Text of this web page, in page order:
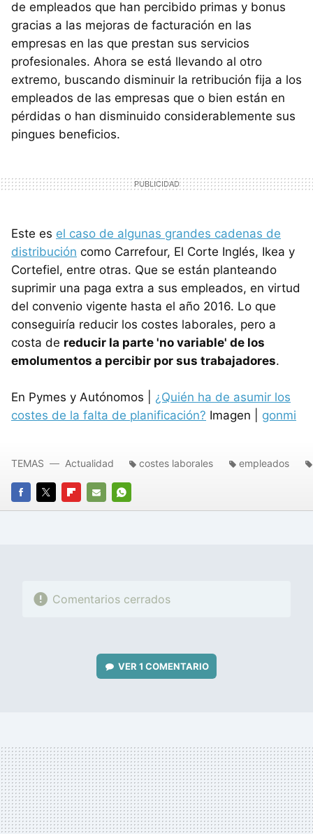
de empleados que han percibido primas y bonus
gracias a las mejoras de facturación en las
empresas en las que prestan sus servicios
profesionales. Ahora se está llevando al otro
extremo, buscando disminuir la retribución fija a los
empleados de las empresas que o bien están en
pérdidas o han disminuido considerablemente sus
pingues beneficios.
Este es el caso de algunas grandes cadenas de
distribución como Carrefour, El Corte Inglés, Ikea y
Cortefiel, entre otras. Que se están planteando
suprimir una paga extra a sus empleados, en virtud
del convenio vigente hasta el año 2016. Lo que
conseguiría reducir los costes laborales, pero a
costa de reducir la parte 'no variable' de los
emolumentos a percibir por sus trabajadores.
En Pymes y Autónomos | ¿Quién ha de asumir los
costes de la falta de planificación? Imagen | gonmi
FACEBOOK
TWITTERFLIPBOARD
E-
WHATSAPP
TEMAS Actualidad costes laborales empleados
Comentarios cerrados
VER 1 COMENTARIO